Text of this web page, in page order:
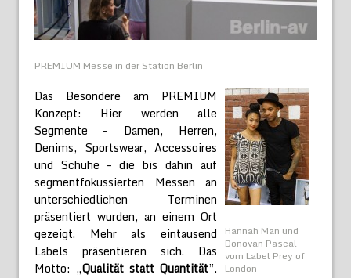
PREMIUM Messe in der Station Berlin
Hannah Man und
Donovan Pascal
vom Label Prey of
London
Das Besondere am PREMIUM
Konzept: Hier werden alle
Segmente – Damen, Herren,
Denims, Sportswear, Accessoires
und Schuhe – die bis dahin auf
segmentfokussierten Messen an
unterschiedlichen Terminen
präsentiert wurden, an einem Ort
gezeigt. Mehr als eintausend
Labels präsentieren sich. Das
Motto: „Qualität statt Quantität”.